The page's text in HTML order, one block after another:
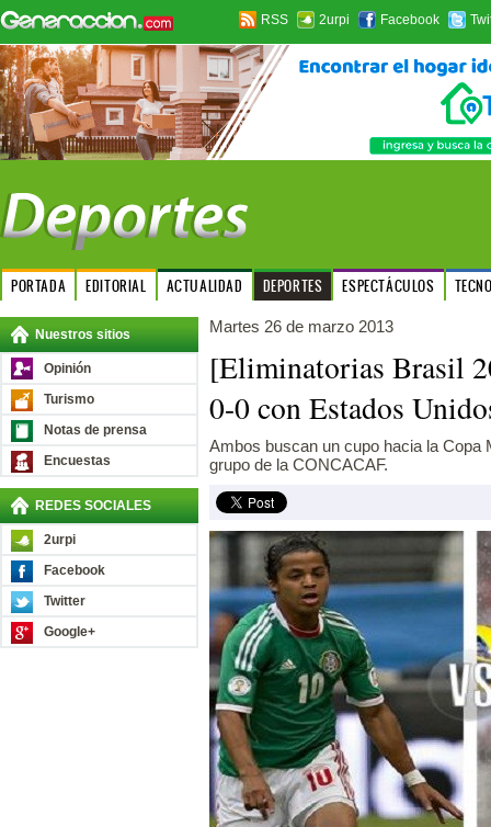
RSS 2urpi Facebook
PORTADA EDITORIAL ACTUALIDAD DEPORTES ESPECTÁCULOS
Nuestros sitios
Opinión
Turismo
Notas de prensa
Encuestas
REDES SOCIALES
2urpi
Facebook
Twitter
Google+
Martes 26 de marzo 2013
[Eliminatorias Brasil
0-0 con Estados
Ambos buscan un cupo hacia la Copa
grupo de la CONCACAF.